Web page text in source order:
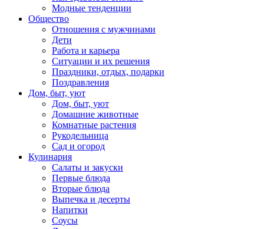
Модные тенденции
Общество
Отношения с мужчинами
Дети
Работа и карьера
Ситуации и их решения
Праздники, отдых, подарки
Поздравления
Дом, быт, уют
Дом, быт, уют
Домашние животные
Комнатные растения
Рукодельница
Сад и огород
Кулинария
Салаты и закуски
Первые блюда
Вторые блюда
Выпечка и десерты
Напитки
Соусы